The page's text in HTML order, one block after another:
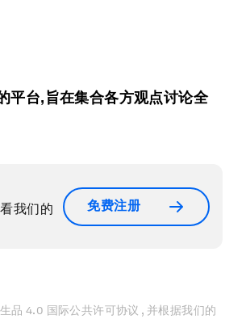
平台,旨在集合各方观点讨论全
我们的
免费注册
品 4.0 国际公共许可协议 , 并根据我们的